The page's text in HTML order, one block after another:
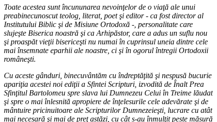
Toate acestea sunt încununarea nevoinţelor de o viaţă ale unui
preabinecunoscut teolog, literat, poet şi editor - ca fost director al
Institutului Biblic şi de Misiune Ortodoxă -, personalitate care
slujeşte Biserica noastră şi ca Arhipăstor, care a adus un suflu nou
şi proaspăt vieţii bisericeşti nu numai în cuprinsul uneia dintre cele
mai însemnate eparhii ale noastre, ci şi în ogorul întregii Ortodoxii
româneşti.
Cu aceste gânduri, binecuvântăm cu îndreptăţită şi nespusă bucurie
apariţia acestei noi ediţii a Sfintei Scripturi, izvodită de Înalt Prea
Sfinţitul Bartolomeu spre slava lui Dumnezeu Celui în Treime lăudat
şi spre o mai înlesnită apropiere de înţelesurile cele adevărate şi de
mântuire pricinuitoare ale Scripturilor Dumnezeieşti, lucrare cu atât
mai necesară şi mai de preţ astăzi, cu cât s-au înmulţit peste măsură